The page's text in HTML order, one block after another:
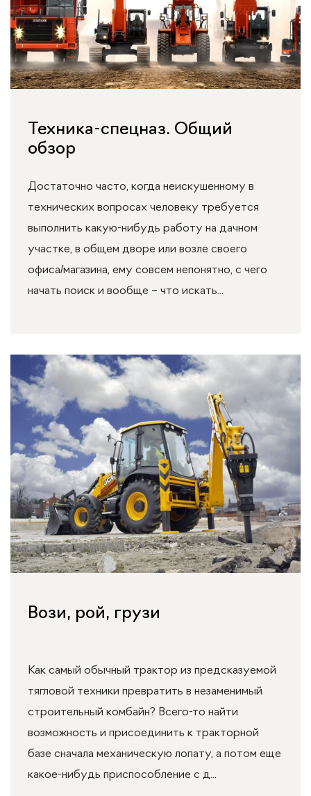
Техника-спецназ. Общий
обзор
Достаточно часто, когда неискушенному в
технических вопросах человеку требуется
выполнить какую-нибудь работу на дачном
участке, в общем дворе или возле своего
офиса/магазина, ему совсем непонятно, с чего
начать поиск и вообще – что искать...
Вози, рой, грузи
Как самый обычный трактор из предсказуемой
тягловой техники превратить в незаменимый
строительный комбайн? Всего-то найти
возможность и присоединить к тракторной
базе сначала механическую лопату, а потом еще
какое-нибудь приспособление с д...